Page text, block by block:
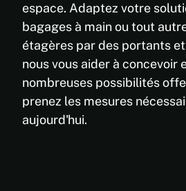
espace. Adaptez votre
bagages à main ou tout
étagères par des portants
nous vous aider à concevoir
nombreuses possibilités
prenez les mesures
aujourd'hui.